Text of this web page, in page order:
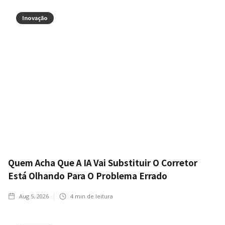
Inovação
Quem Acha Que A IA Vai Substituir O Corretor
Está Olhando Para O Problema Errado
Aug 5, 2026 4 min de leitura